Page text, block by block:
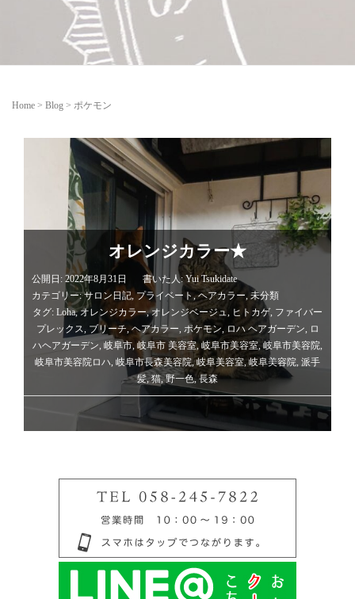
Home > Blog > ポケモン
オレンジカラー★
公開日: 2022年8月31日 書いた人:Yui Tsukidate
カテゴリー:サロン日記,プライベート,ヘアカラー, 未分類
タグ: Loha,オレンジカラー,オレンジベージュ, ヒトカゲ, ファイバー
プレックス, ブリーチ,ヘアカラー, ポケモン, ロハ ヘアガーデン, ロ
ハヘアガーデン, 岐阜市, 岐阜市 美容室, 岐阜市美容室,岐阜市美容院,
岐阜市美容院ロハ, 岐阜市長森美容院,岐阜美容室,岐阜美容院, 派手
髪,猫,野一色,長森